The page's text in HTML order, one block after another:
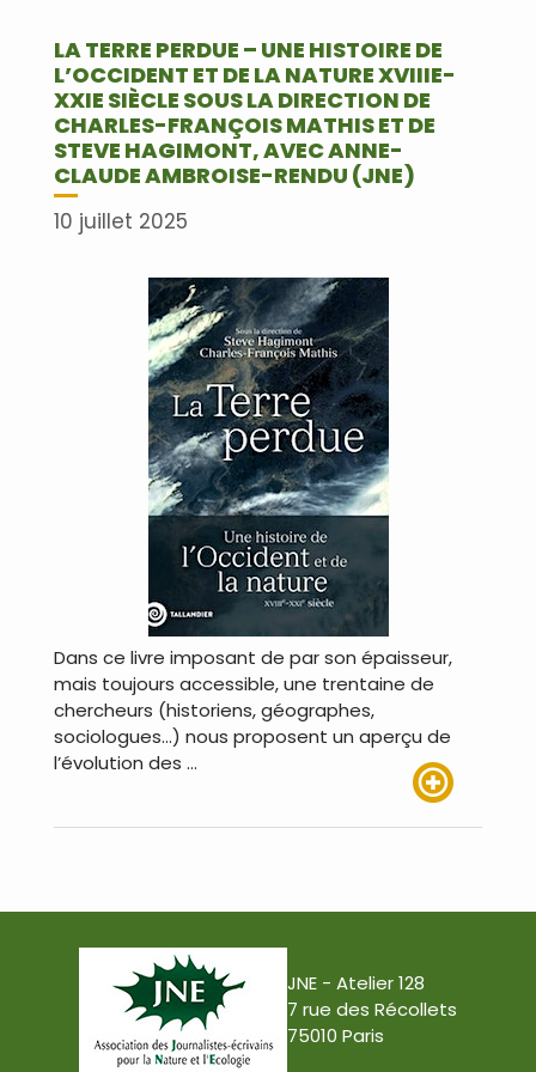
LA TERRE PERDUE – UNE HISTOIRE DE
L’OCCIDENT ET DE LA NATURE XVIIIE-
XXIE SIÈCLE SOUS LA DIRECTION DE
CHARLES-FRANÇOIS MATHIS ET DE
STEVE HAGIMONT, AVEC ANNE-
CLAUDE AMBROISE-RENDU (JNE)
10 juillet 2025
Dans ce livre imposant de par son épaisseur,
mais toujours accessible, une trentaine de
chercheurs (historiens, géographes,
sociologues…) nous proposent un aperçu de
l’évolution des …
JNE - Atelier 128
7 rue des Récollets
75010 Paris